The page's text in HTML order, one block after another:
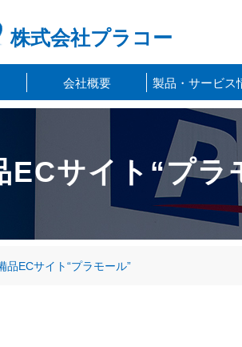
株式会社プラコー
会社概要 製品・サービス
ECサイト“プラ
品ECサイト“プラモール”